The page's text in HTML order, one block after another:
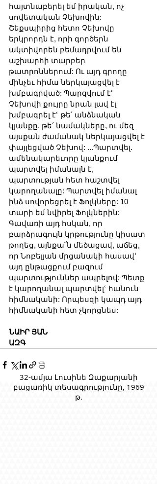
հայտնաբերել եմ իրական, ոչ
սովետական Չեխովին:
Շեքսպիրից հետո Չեխովը
երկրորդն է, որի գործերն
ակտիվորեն բեմադրվում են
աշխարհի տարբեր
թատրոններում: Ու այդ գրողը
մինչեւ հիմա ներկայացվել է
խմբագրված: Պարզվում էՙ
Չեխովի քույրը նրան լավ էլ
խմբագրել էՙ թե՛ անձնական
կյանքը, թե՛ նամակները, ու մեզ
այսքան ժամանակ ներկայացվել է
փայլեցված Չեխով: ...Պարտվել.
ամենակարեւորը կյանքում
պարտվել իմանալն է,
պարտության հետ հաշտվել
կարողանալը: Պարտվել իմանալ
ինձ սովորեցրել է Ֆոլկները: 10
տարի եմ նվիրել Ֆոլկներին:
Գավառի այդ հսկան, որ
բարձրագույն կրթությունը կիսատ
թողեց, այնքա՜ն մեծացավ, աճեց,
որ Նոբելյան մրցանակի հասավՙ
այդ ընթացքում բազում
պարտություններ ապրելով: Պետք
է կարողանալ պարտվելՙ հանուն
հիմնականի: Որպեսզի կապդ այդ
հիմնականի հետ չկորցնես:
ՆԱԻՐ ՅԱՆ
ԱԶԳ
32-ամյա Լուսինե Զաքարյանի
բացառիկ տեսագրությունը, 1969
թ.